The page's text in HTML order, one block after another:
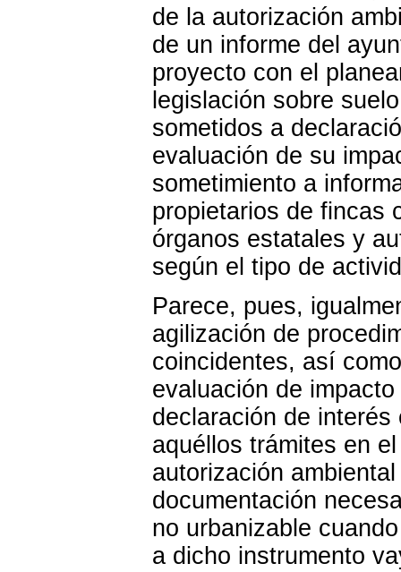
de la autorización
de un informe del
proyecto con el
legislación sobre
sometidos a
evaluación de su
sometimiento a
propietarios de fincas
órganos estatales y
según el tipo de
Parece, pues,
agilización de
coincidentes, así
evaluación de
declaración de
aquéllos trámites en
autorización
documentación
no urbanizable
a dicho instrumento